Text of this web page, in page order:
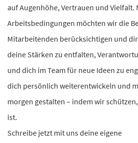
auf Augenhöhe, Vertrauen und
Arbeitsbedingungen möchten wir die
Mitarbeitenden berücksichtigen und
deine Stärken zu entfalten,
und dich im Team für neue Ideen zu
dich persönlich weiterentwickeln und
morgen gestalten – indem wir
ist.
Schreibe jetzt mit uns deine eigene